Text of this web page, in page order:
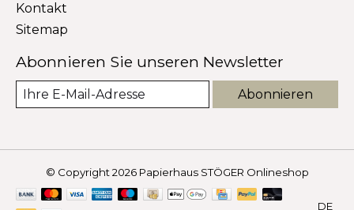
Kontakt
Sitemap
Abonnieren Sie unseren Newsletter
Abonnieren
© Copyright 2026 Papierhaus STÖGER Onlineshop
DE